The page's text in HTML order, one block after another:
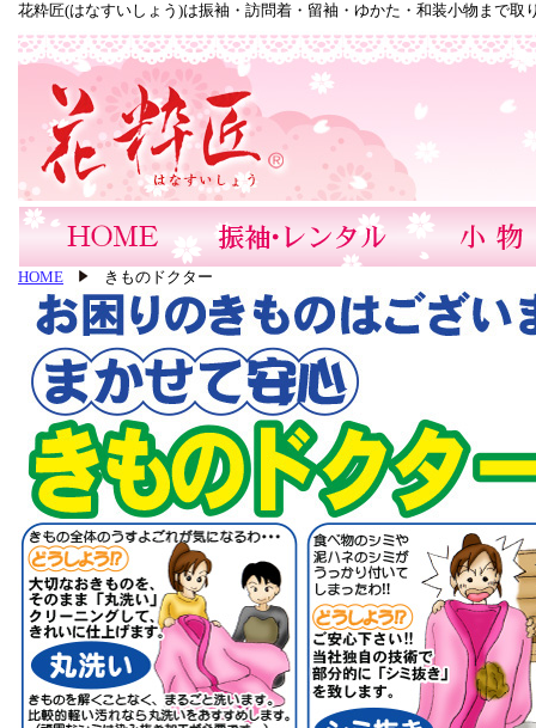
花粋匠(はなすいしょう)は振袖・訪問着・留袖・ゆかた・和装小物まで取
HOME きものドクター